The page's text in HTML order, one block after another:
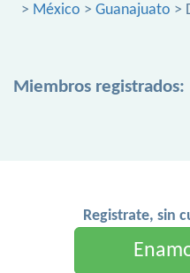
> México > Guanajuato >
Miembros registrados:
Registrate, sin